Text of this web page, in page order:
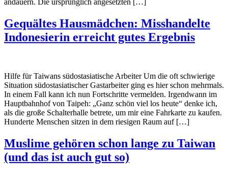
andauern. Die ursprünglich angesetzten […]
Gequältes Hausmädchen: Misshandelte
Indonesierin erreicht gutes Ergebnis
Hilfe für Taiwans südostasiatische Arbeiter Um die oft schwierige
Situation südostasiatischer Gastarbeiter ging es hier schon mehrmals.
In einem Fall kann ich nun Fortschritte vermelden. Irgendwann im
Hauptbahnhof von Taipeh: „Ganz schön viel los heute“ denke ich,
als die große Schalterhalle betrete, um mir eine Fahrkarte zu kaufen.
Hunderte Menschen sitzen in dem riesigen Raum auf […]
Muslime gehören schon lange zu Taiwan
(und das ist auch gut so)